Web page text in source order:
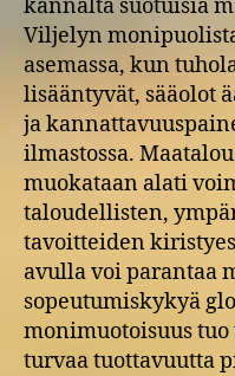
kannalta suotuisia
Viljelyn
asemassa, kun
lisääntyvät, sääolot
ja
ilmastossa.
muokataan alati
taloudellisten,
tavoitteiden
avulla voi parantaa
sopeutumiskykyä
monimuotoisuus
turvaa tuottavuutta